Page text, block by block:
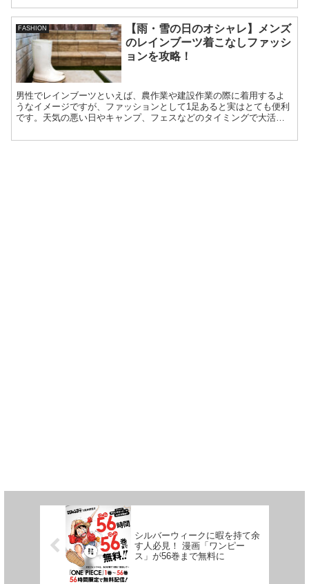
FASHION
【雨・雪の日のオシャレ】メンズ
のレインブーツ着こなしファッシ
ョンを攻略！
男性でレインブーツといえば、農作業や建設作業の際に着用するよ
うなイメージですが、ファッションとして1足あると実はとても便利
です。天気の悪い日やキャンプ、フェスなどのタイミングで大活躍
シルバーウィークに暇を持て余
す人必見！ 漫画「ワンピー
ス」が56巻まで無料に